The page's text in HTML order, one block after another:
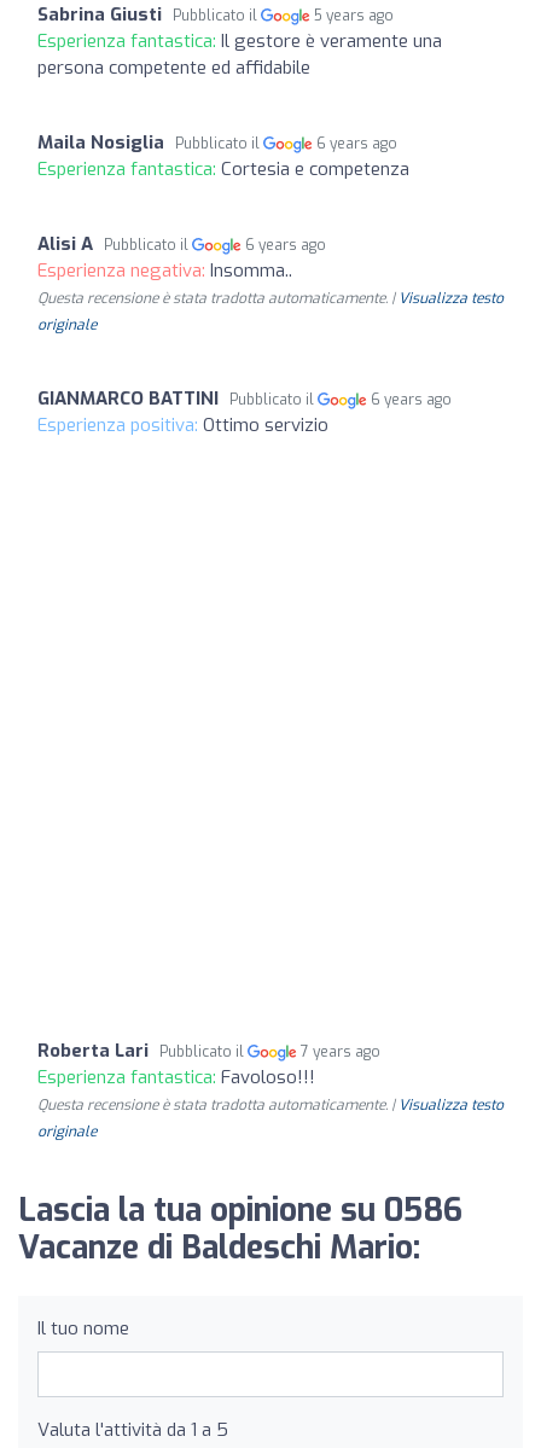
Sabrina Giusti Pubblicato il 5 years ago
Esperienza fantastica: Il gestore è veramente una
persona competente ed affidabile
Maila Nosiglia Pubblicato il 6 years ago
Esperienza fantastica: Cortesia e competenza
Alisi A Pubblicato il 6 years ago
Esperienza negativa: Insomma..
Questa recensione è stata tradotta automaticamente. | Visualizza testo
originale
GIANMARCO BATTINI Pubblicato il 6 years ago
Esperienza positiva: Ottimo servizio
Roberta Lari Pubblicato il 7 years ago
Esperienza fantastica: Favoloso!!!
Questa recensione è stata tradotta automaticamente. | Visualizza testo
originale
Lascia la tua opinione su 0586
Vacanze di Baldeschi Mario:
Il tuo nome
Valuta l'attività da 1 a 5